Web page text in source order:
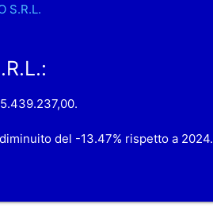
S.R.L.
del -13.47% rispetto a 2024.